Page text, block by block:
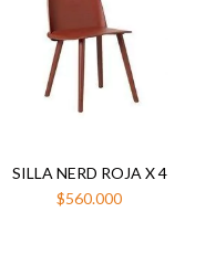
SILLA NERD ROJA X 4
$560.000